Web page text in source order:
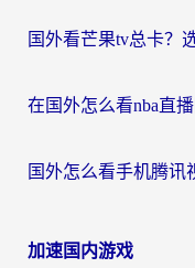
加速国内游戏